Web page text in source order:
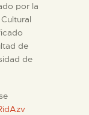
por la
de
de